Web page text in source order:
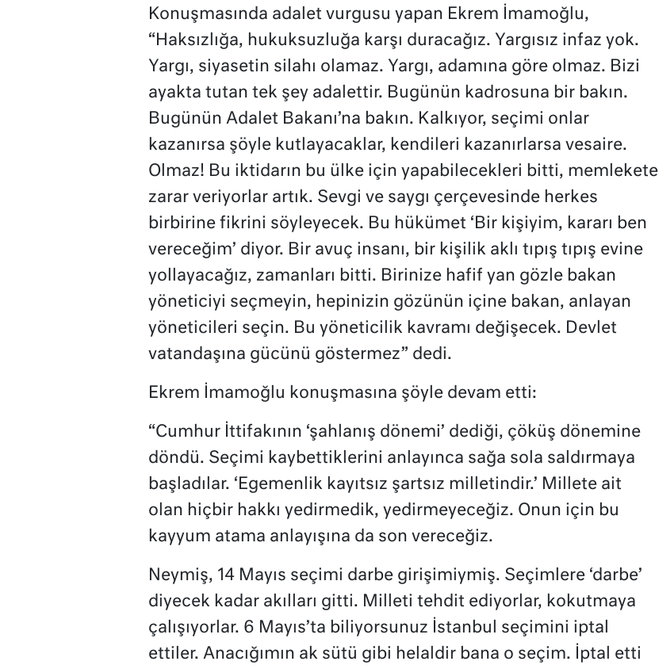
Konuşmasında adalet vurgusu yapan Ekrem İmamoğlu,
“Haksızlığa, hukuksuzluğa karşı duracağız. Yargısız infaz yok.
Yargı, siyasetin silahı olamaz. Yargı, adamına göre olmaz. Bizi
ayakta tutan tek şey adalettir. Bugünün kadrosuna bir bakın.
Bugünün Adalet Bakanı’na bakın. Kalkıyor, seçimi onlar
kazanırsa şöyle kutlayacaklar, kendileri kazanırlarsa vesaire.
Olmaz! Bu iktidarın bu ülke için yapabilecekleri bitti, memlekete
zarar veriyorlar artık. Sevgi ve saygı çerçevesinde herkes
birbirine fikrini söyleyecek. Bu hükümet ‘Bir kişiyim, kararı ben
vereceğim’ diyor. Bir avuç insanı, bir kişilik aklı tıpış tıpış evine
yollayacağız, zamanları bitti. Birinize hafif yan gözle bakan
yöneticiyi seçmeyin, hepinizin gözünün içine bakan, anlayan
yöneticileri seçin. Bu yöneticilik kavramı değişecek. Devlet
vatandaşına gücünü göstermez” dedi.
Ekrem İmamoğlu konuşmasına şöyle devam etti:
“Cumhur İttifakının ‘şahlanış dönemi’ dediği, çöküş dönemine
döndü. Seçimi kaybettiklerini anlayınca sağa sola saldırmaya
başladılar. ‘Egemenlik kayıtsız şartsız milletindir.’ Millete ait
olan hiçbir hakkı yedirmedik, yedirmeyeceğiz. Onun için bu
kayyum atama anlayışına da son vereceğiz.
Neymiş, 14 Mayıs seçimi darbe girişimiymiş. Seçimlere ‘darbe’
diyecek kadar akılları gitti. Milleti tehdit ediyorlar, kokutmaya
çalışıyorlar. 6 Mayıs’ta biliyorsunuz İstanbul seçimini iptal
ettiler. Anacığımın ak sütü gibi helaldir bana o seçim. İptal etti